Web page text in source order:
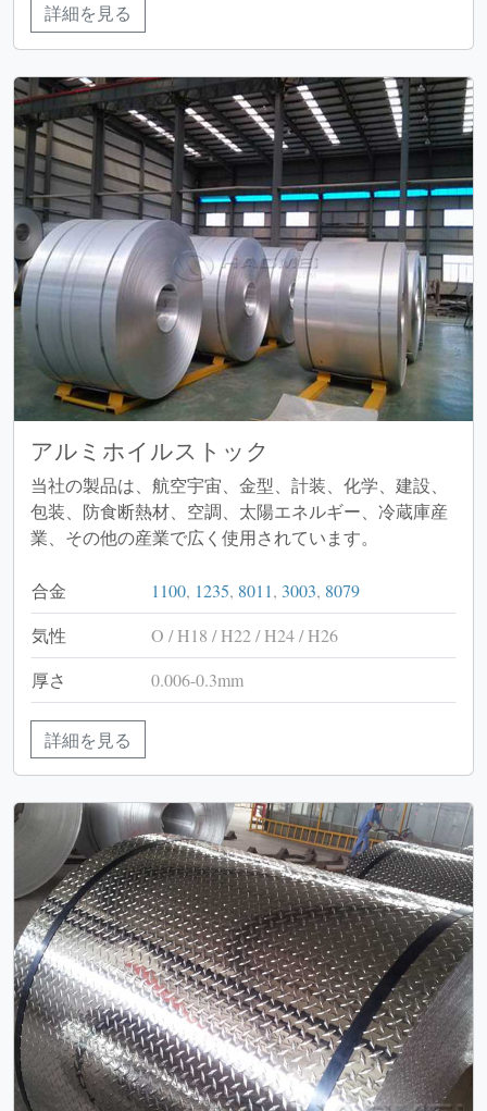
詳細を見る
アルミホイルストック
当社の製品は、航空宇宙、金型、計装、化学、建設、
包装、防食断熱材、空調、太陽エネルギー、冷蔵庫産
業、その他の産業で広く使用されています。
合金 1100, 1235, 8011, 3003, 8079
気性
O / H18 / H22 / H24 / H26
厚さ
0.006-0.3mm
詳細を見る